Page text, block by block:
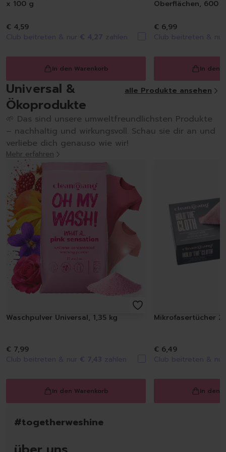
x 100 g
€ 4,59
In den Warenkorb
Oberflächen, 600
€ 6,99
In den
Universal &
Ökoprodukte
alle Produkte ansehen
🌱 Das sind unsere umweltfreundlichsten Produkte
– nachhaltig und wirkungsvoll. Schau sie dir an und
verliebe dich genauso wie wir!
Mehr erfahren
Waschpulver Universal, 1,35 kg
€ 7,99
In den Warenkorb
Mikrofasertücher
€ 6,49
In den
#togetherweshine
Löschen